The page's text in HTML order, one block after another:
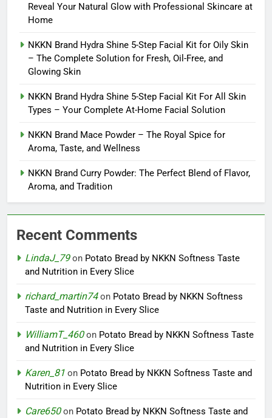
Reveal Your Natural Glow with Professional Skincare at
Home
NKKN Brand Hydra Shine 5-Step Facial Kit for Oily Skin
– The Complete Solution for Fresh, Oil-Free, and
Glowing Skin
NKKN Brand Hydra Shine 5-Step Facial Kit For All Skin
Types – Your Complete At-Home Facial Solution
NKKN Brand Mace Powder – The Royal Spice for
Aroma, Taste, and Wellness
NKKN Brand Curry Powder: The Perfect Blend of Flavor,
Aroma, and Tradition
Recent Comments
LindaJ_79on Potato Bread by NKKN Softness Taste
and Nutrition in Every Slice
richard_martin74on Potato Bread by NKKN Softness
Taste and Nutrition in Every Slice
WilliamT_460on Potato Bread by NKKN Softness Taste
and Nutrition in Every Slice
Karen_81 on Potato Bread by NKKN Softness Taste and
Nutrition in Every Slice
Care650on Potato Bread by NKKN Softness Taste and